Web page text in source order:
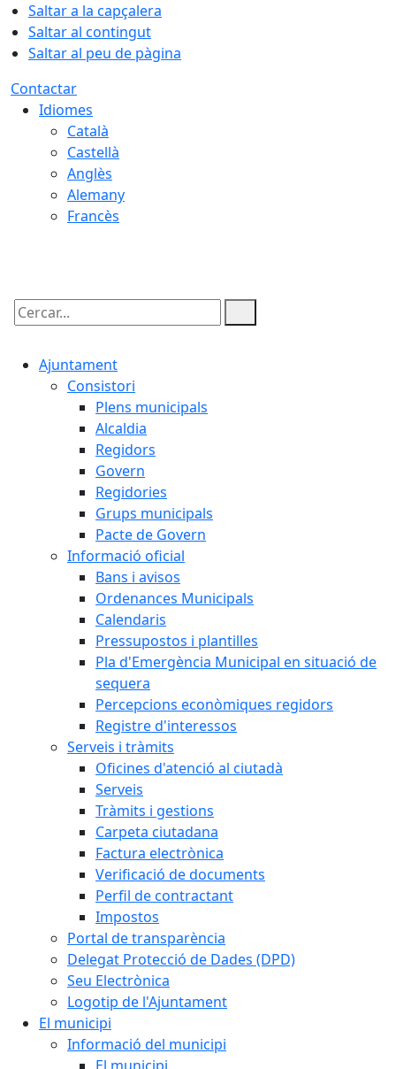
Saltar a la capçalera
Saltar al contingut
Saltar al peu de pàgina
Contactar
Idiomes
Català
Castellà
Anglès
Alemany
Francès
Cercar:
Ajuntament
Consistori
Plens municipals
Alcaldia
Regidors
Govern
Regidories
Grups municipals
Pacte de Govern
Informació oficial
Bans i avisos
Ordenances Municipals
Calendaris
Pressupostos i plantilles
Pla d'Emergència Municipal en situació de
sequera
Percepcions econòmiques regidors
Registre d'interessos
Serveis i tràmits
Oficines d'atenció al ciutadà
Serveis
Tràmits i gestions
Carpeta ciutadana
Factura electrònica
Verificació de documents
Perfil de contractant
Impostos
Portal de transparència
Delegat Protecció de Dades (DPD)
Seu Electrònica
Logotip de l'Ajuntament
El municipi
Informació del municipi